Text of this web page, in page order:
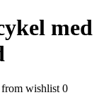
med
wishlist 0